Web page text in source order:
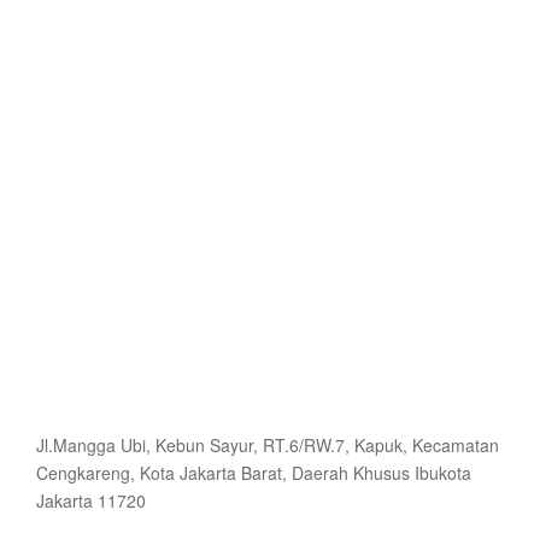
Jl.Mangga Ubi, Kebun Sayur, RT.6/RW.7, Kapuk, Kecamatan
Cengkareng, Kota Jakarta Barat, Daerah Khusus Ibukota
Jakarta 11720